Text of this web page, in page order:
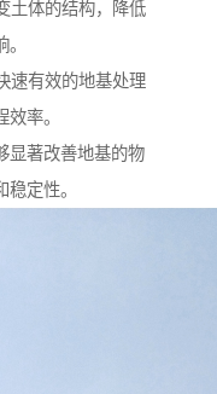
土体的结构，降低
速有效的地基处理
率。
显著改善地基的物
定性。